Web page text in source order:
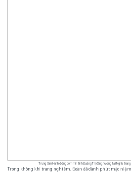
Trung tâm Hành động bom mìn tỉnh Quảng Trị dâng hương tại Nghĩa
Trong không khí trang nghiêm, Đoàn đã dành phút mặc